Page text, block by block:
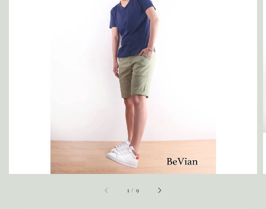
1 / 9